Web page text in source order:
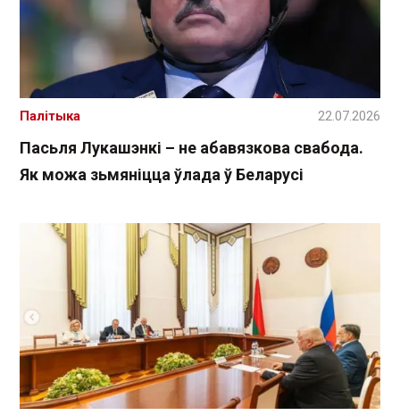
Пасьля Лукашэнкі – не абавязкова свабода.
Як можа зьмяніцца ўлада ў Беларусі
Палітыка 22.07.2026